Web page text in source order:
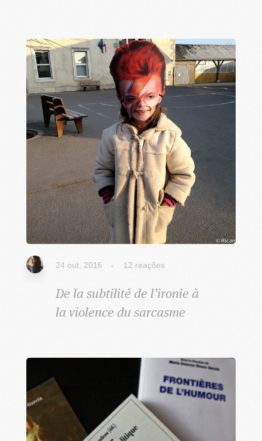
24 out, 2016 12 reações
De la subtilité de l’ironie à
la violence du sarcasme